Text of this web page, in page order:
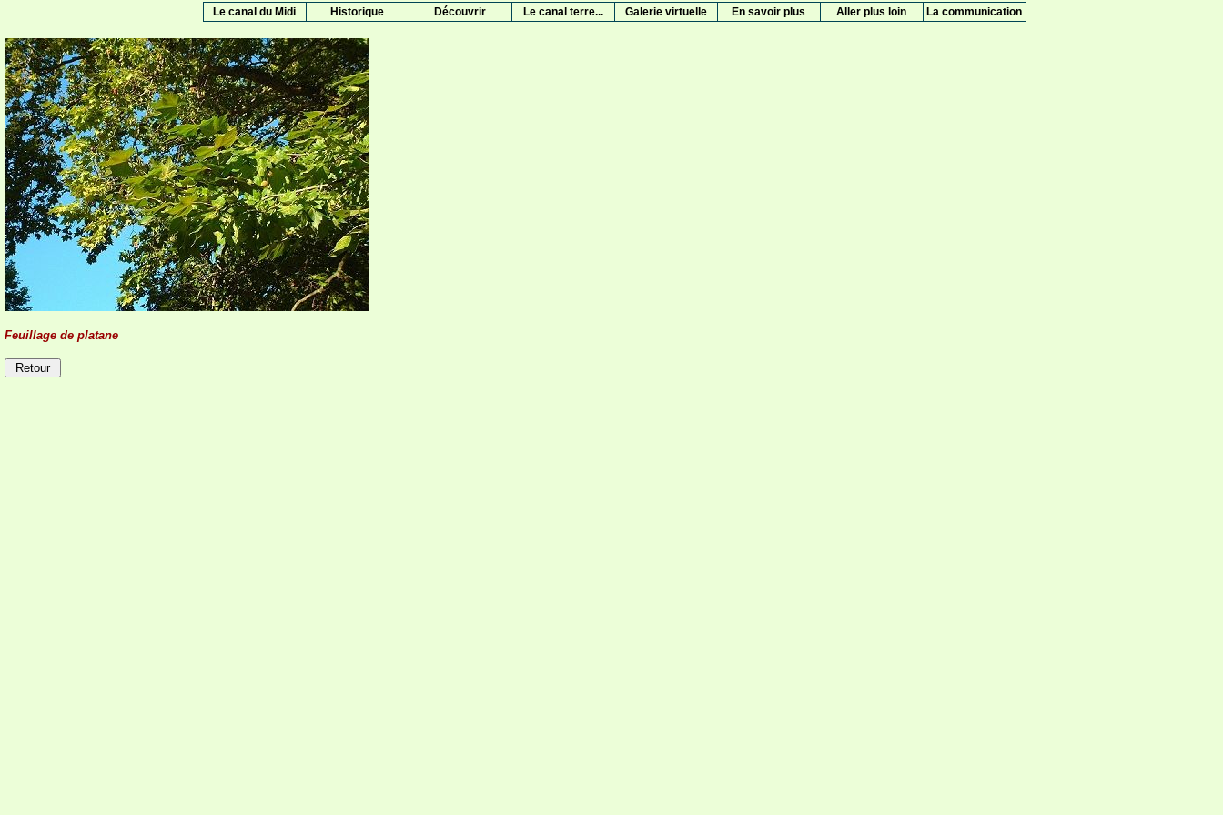
Le canal du Midi Historique Découvrir Le canal terre... Galerie virtuelle En savoir plus Aller plus loin La communication
Feuillage de platane